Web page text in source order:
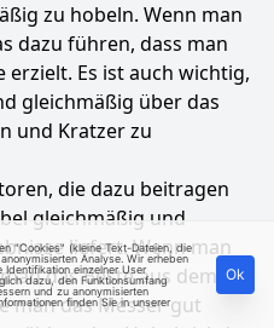
zu hobeln. Wenn man
dazu führen, dass man
Es ist auch wichtig,
gleichmäßig über das
und Kratzer zu
die dazu beitragen
gleichmäßig und
liefert. Wenn man
das Beste aus dem
man das Messer gut
"Cookies" (kleine Text-Dateien, die
Analyse. Wir erheben
Identifikation einzelner User
dazu, den Funktionsumfang
und zu anonymisierten
finden Sie in unserer
Ok